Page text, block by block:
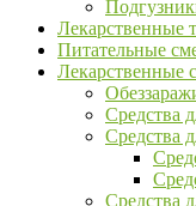
Лекарственные
Питательные
Лекарственные
Средства
Средства
Средства